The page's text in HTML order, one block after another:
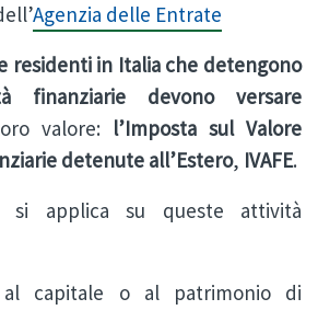
Agenzia delle Entrate
residenti in Italia che detengono
finanziarie devono versare
valore: l’Imposta sul Valore
detenute all’Estero, IVAFE.
si applica su queste attività
al capitale o al patrimonio di